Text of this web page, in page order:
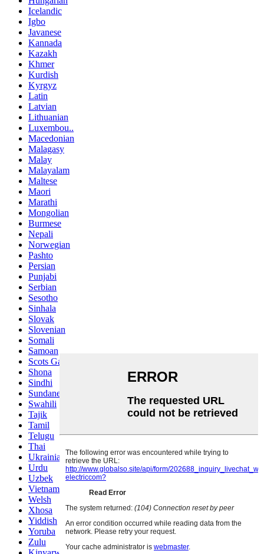
Icelandic
Igbo
Javanese
Kannada
Kazakh
Khmer
Kurdish
Kyrgyz
Latin
Latvian
Lithuanian
Luxembou..
Macedonian
Malagasy
Malay
Malayalam
Maltese
Maori
Marathi
Mongolian
Burmese
Nepali
Norwegian
Pashto
Persian
Punjabi
Serbian
Sesotho
Sinhala
Slovak
Slovenian
Somali
Samoan
Scots Gaelic
Shona
Sindhi
Sundanese
Swahili
Tajik
Tamil
Telugu
Thai
Ukrainian
Urdu
Uzbek
Vietnamese
Welsh
Xhosa
Yiddish
Yoruba
Zulu